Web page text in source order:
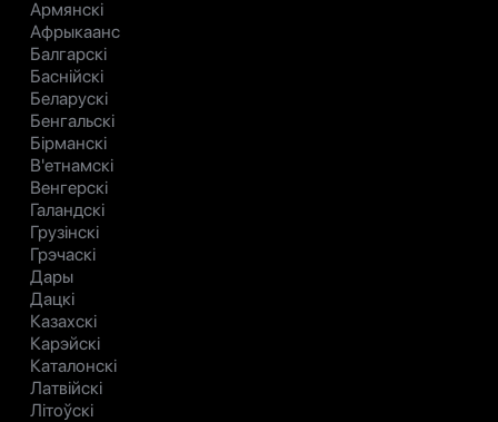
Армянскі
Афрыкаанс
Балгарскі
Баснійскі
Беларускі
Бенгальскі
Бірманскі
В'етнамскі
Венгерскі
Галандскі
Грузінскі
Грэчаскі
Дары
Дацкі
Казахскі
Карэйскі
Каталонскі
Латвійскі
Літоўскі